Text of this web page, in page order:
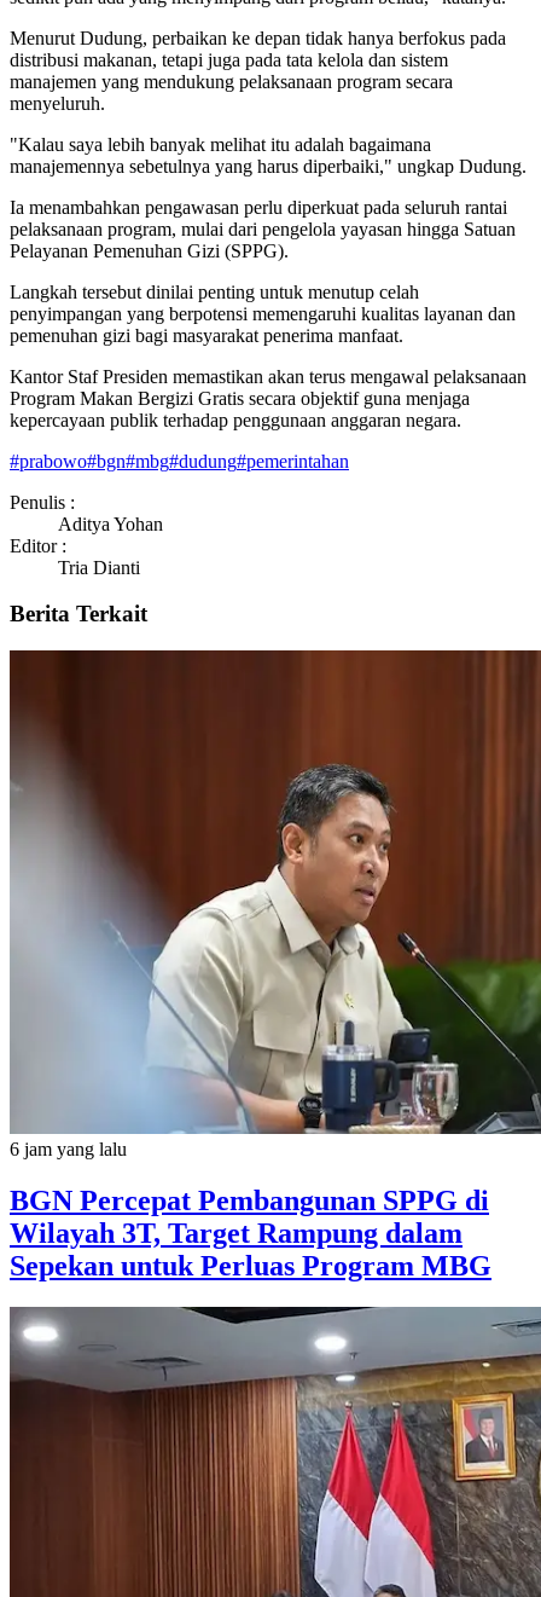
Menurut Dudung, perbaikan ke depan tidak hanya berfokus pada
distribusi makanan, tetapi juga pada tata kelola dan sistem
manajemen yang mendukung pelaksanaan program secara
menyeluruh.
"Kalau saya lebih banyak melihat itu adalah bagaimana
manajemennya sebetulnya yang harus diperbaiki," ungkap Dudung.
Ia menambahkan pengawasan perlu diperkuat pada seluruh rantai
pelaksanaan program, mulai dari pengelola yayasan hingga Satuan
Pelayanan Pemenuhan Gizi (SPPG).
Langkah tersebut dinilai penting untuk menutup celah
penyimpangan yang berpotensi memengaruhi kualitas layanan dan
pemenuhan gizi bagi masyarakat penerima manfaat.
Kantor Staf Presiden memastikan akan terus mengawal pelaksanaan
Program Makan Bergizi Gratis secara objektif guna menjaga
kepercayaan publik terhadap penggunaan anggaran negara.
#prabowo#bgn#mbg#dudung#pemerintahan
Penulis :
Aditya Yohan
Editor :
Tria Dianti
Berita Terkait
6 jam yang lalu
BGN Percepat Pembangunan SPPG di
Wilayah 3T, Target Rampung dalam
Sepekan untuk Perluas Program MBG